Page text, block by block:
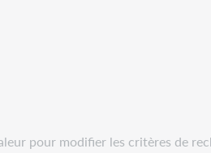
pour modifier les critères de